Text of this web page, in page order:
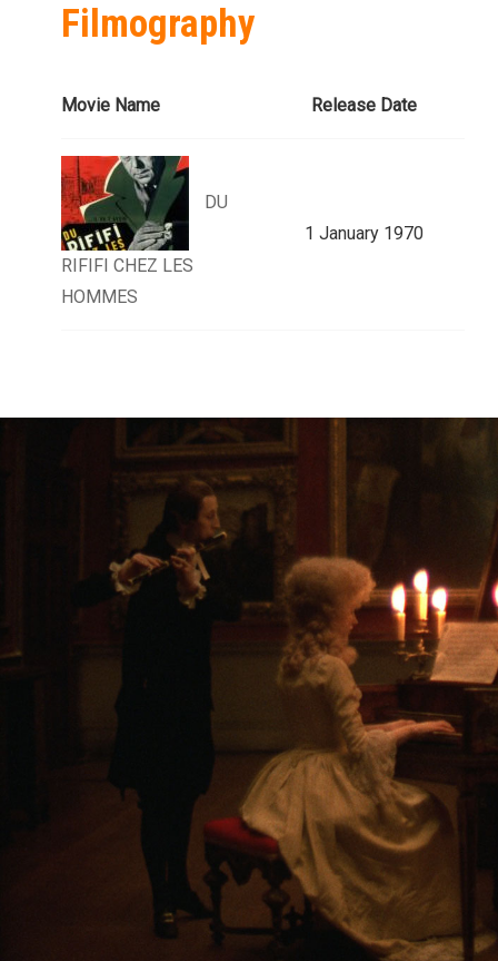
Filmography
Movie Name Release Date
DU
RIFIFI CHEZ LES
HOMMES
1 January 1970